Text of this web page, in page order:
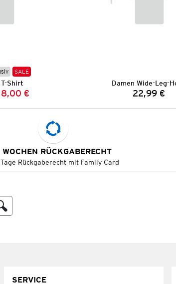
SALE
Shirt
Preis:
Preis:
8,00 €
Damen Wide-Leg-
Preis:
22,99 €
RÜCKGABERECHT
Rückgaberecht mit Family Card
SERVICE